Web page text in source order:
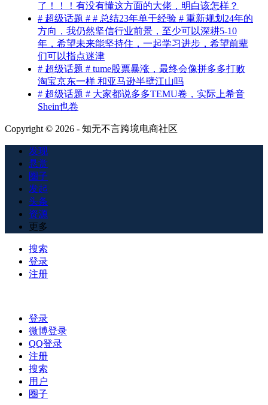
了！！！有没有懂这方面的大佬，明白该怎样？
# 超级话题 # # 总结23年单干经验 # 重新规划24年的
方向，我仍然坚信行业前景，至少可以深耕5-10
年，希望未来能坚持住，一起学习进步，希望前辈
们可以指点迷津
# 超级话题 # tume股票暴涨，最终会像拼多多打败
淘宝京东一样 和亚马逊半壁江山吗
# 超级话题 # 大家都说多多TEMU卷，实际上希音
Shein也卷
Copyright © 2026 - 知无不言跨境电商社区
发现
悬赏
圈子
发起
头条
资源
更多
搜索
登录
注册
登录
微博登录
QQ登录
注册
搜索
用户
圈子